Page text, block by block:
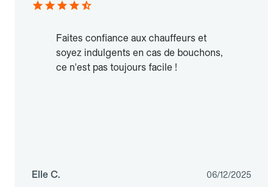
Faites confiance aux chauffeurs et
soyez indulgents en cas de bouchons,
ce n'est pas toujours facile !
Elle C. 06/12/2025